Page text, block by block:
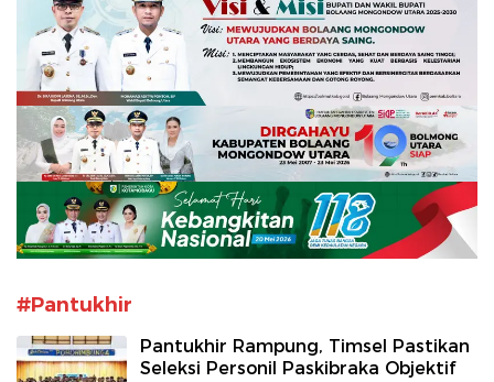
#Pantukhir
Pantukhir Rampung, Timsel Pastikan
Seleksi Personil Paskibraka Objektif